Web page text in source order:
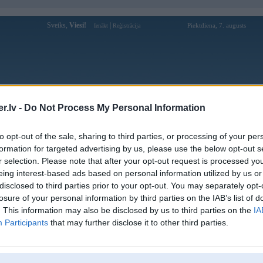
- Do Not Process My Personal Information
opt-out of the sale, sharing to third parties, or processing of your
for targeted advertising by us, please use the below opt-out
selection. Please note that after your opt-out request is processed
interest-based ads based on personal information utilized by us
to third parties prior to your opt-out. You may separately
of your personal information by third parties on the IAB’s list of
This information may also be disclosed by us to third parties on the
Participants that may further disclose it to other third parties.
Sveiks, Viesi! Ienākt Reģistrācija Piektdiena, 7. augusts
Forums Galerijas Reģistrācija Lietotāji
Lietotāja Ivchix33 profils
Pēdējo reizi manīts: 29. Aug 2014, 18:12
Lietotājvārds:
Ivchix33
Braucu ar:
E53 , E70
Ziņojumi forumā:
[Pēdējie ziņojumi forumā]